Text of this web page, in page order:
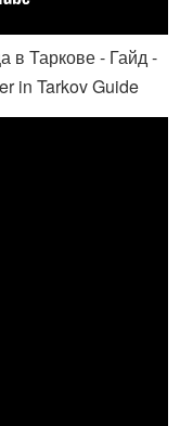
в Таркове - Гайд -
in Tarkov Guide